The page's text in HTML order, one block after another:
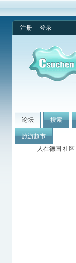
注册 登录
论坛 搜索
旅游超市
人在德国 社区